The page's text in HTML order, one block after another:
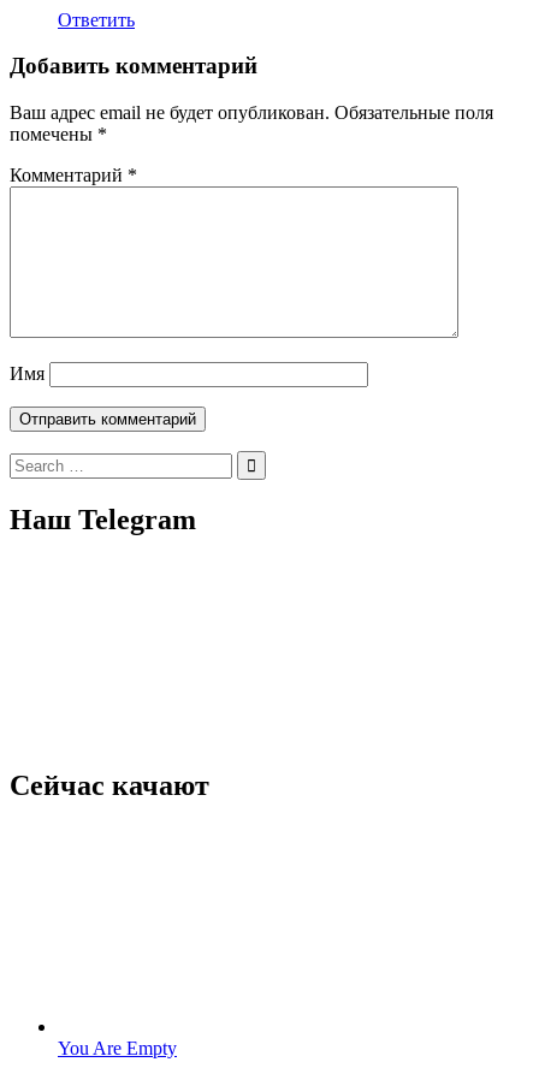
Ответить
Добавить комментарий
Ваш адрес email не будет опубликован. Обязательные поля
помечены *
Комментарий *
Имя
Search
for:
Наш Telegram
Сейчас качают
You Are Empty